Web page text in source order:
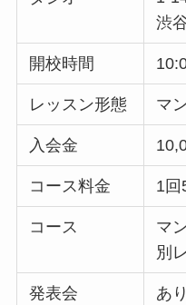
渋
開校時間
レッスン形態 マ
入会金
コース料金 1回
コース
マ
別
発表会 あり